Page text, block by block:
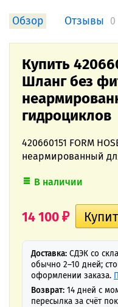
Обзор Отзывы 0
Купить
Шланг без
гидроциклов
420660151 FORM
неармированный
В наличии
14 100 ₽
Доставка: СДЭК со
обычно 2–10 дней;
оформлении заказа.
Возврат: 14 дней с
пересылка за счёт